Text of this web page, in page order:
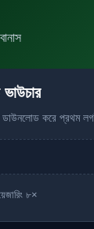
করে প্রথম
৮×